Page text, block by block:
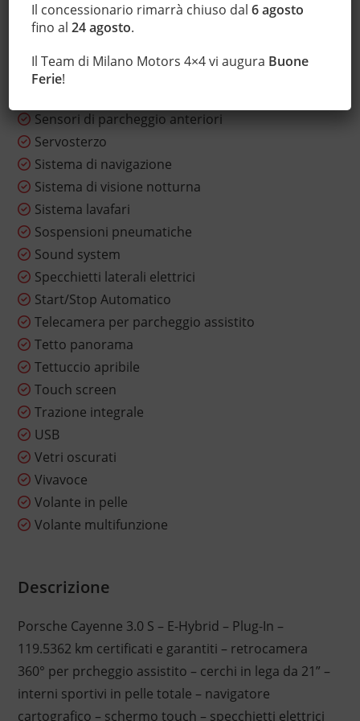
Regolazione elettrica sedili
Sedile posteriore sdoppiato
Sedili sportivi
Sensore di luce
Sensori di parcheggio anteriori
Servosterzo
Sistema di navigazione
Sistema di visione notturna
Sistema lavafari
Sospensioni pneumatiche
Sound system
Specchietti laterali elettrici
Start/Stop Automatico
Telecamera per parcheggio assistito
Tetto panorama
Tettuccio apribile
Touch screen
Trazione integrale
USB
Vetri oscurati
Vivavoce
Volante in pelle
Volante multifunzione
Descrizione
Porsche Cayenne 3.0 S – E-Hybrid – Plug-In –
119.5362 km certificati e garantiti – retrocamera
360° per prcheggio assistito – cerchi in lega da 21” –
interni sportivi in pelle totale – navigatore
cartografico – schermo touch – specchietti elettrici
Il concessionario rimarrà chiuso dal6 agosto
fino al24 agosto.
Il Team di Milano Motors 4×4 vi augura Buone
Ferie!